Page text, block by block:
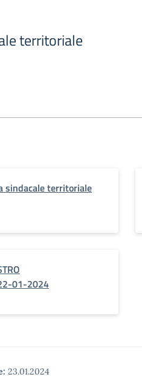
territoriale
sindacale territoriale
01-2024
23.01.2024